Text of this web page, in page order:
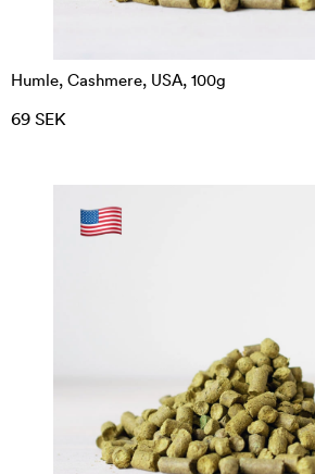
Humle, Cashmere, USA, 100g
69 SEK